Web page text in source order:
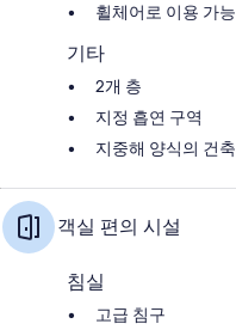
휠체어로 이용 가
기타
2개 층
지정 흡연 구역
지중해 양식의 건
객실 편의 시설
침실
고급 침구